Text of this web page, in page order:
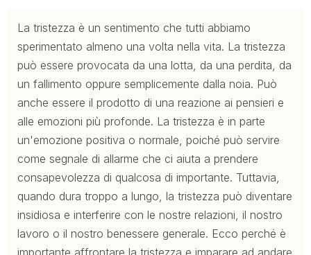
La tristezza è un sentimento che tutti abbiamo
sperimentato almeno una volta nella vita. La tristezza
può essere provocata da una lotta, da una perdita, da
un fallimento oppure semplicemente dalla noia. Può
anche essere il prodotto di una reazione ai pensieri e
alle emozioni più profonde. La tristezza è in parte
un'emozione positiva o normale, poiché può servire
come segnale di allarme che ci aiuta a prendere
consapevolezza di qualcosa di importante. Tuttavia,
quando dura troppo a lungo, la tristezza può diventare
insidiosa e interferire con le nostre relazioni, il nostro
lavoro o il nostro benessere generale. Ecco perché è
importante affrontare la tristezza e imparare ad andare